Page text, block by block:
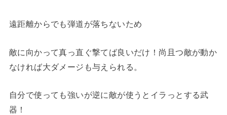
遠距離からでも弾道が落ちないため
敵に向かって真っ直ぐ撃てば良いだけ！尚且つ敵が動か
なければ大ダメージも与えられる。
自分で使っても強いが逆に敵が使うとイラっとする武
器！